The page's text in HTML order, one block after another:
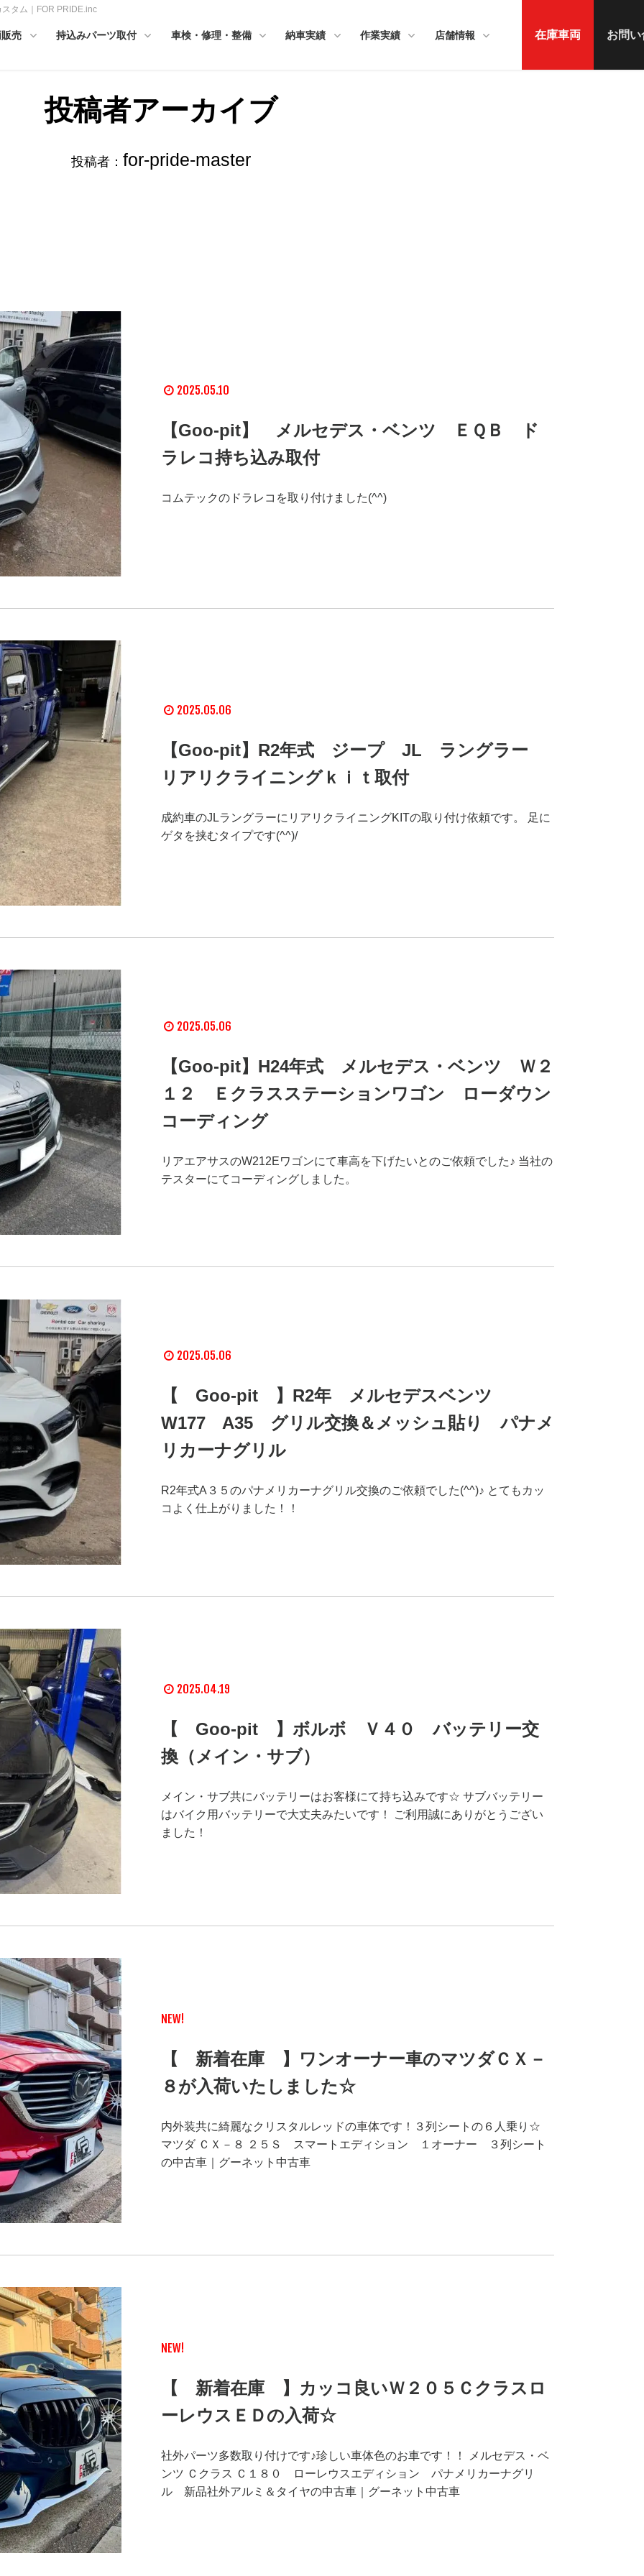
タム｜FOR PRIDE.inc
売 持込みパーツ取付 車検・修理・整備 納車実績 作業実績 店舗情報 在庫車両 お問
投稿者アーカイブ
投稿者： for-pride-master
2025.05.10
【Goo-pit】 メルセデス・ベンツ ＥＱＢ ド
ラレコ持ち込み取付
コムテックのドラレコを取り付けました(^^)
2025.05.06
【Goo-pit】R2年式 ジープ JL ラングラー
リアリクライニングｋｉｔ取付
成約車のJLラングラーにリアリクライニングKITの取り付け依頼です。 足に
ゲタを挟むタイプです(^^)/
2025.05.06
【Goo-pit】H24年式 メルセデス・ベンツ Ｗ２
１２ Ｅクラスステーションワゴン ローダウン
コーディング
リアエアサスのW212Eワゴンにて車高を下げたいとのご依頼でした♪ 当社の
テスターにてコーディングしました。
2025.05.06
【 Goo-pit 】R2年 メルセデスベンツ
W177 A35 グリル交換＆メッシュ貼り パナメ
リカーナグリル
R2年式A３５のパナメリカーナグリル交換のご依頼でした(^^)♪ とてもカッ
コよく仕上がりました！！
2025.04.19
【 Goo-pit 】ボルボ Ｖ４０ バッテリー交
換（メイン・サブ）
メイン・サブ共にバッテリーはお客様にて持ち込みです☆ サブバッテリー
はバイク用バッテリーで大丈夫みたいです！ ご利用誠にありがとうござい
ました！
NEW!
【 新着在庫 】ワンオーナー車のマツダＣＸ－
８が入荷いたしました☆
内外装共に綺麗なクリスタルレッドの車体です！３列シートの６人乗り☆
マツダ ＣＸ－８ ２５Ｓ スマートエディション １オーナー ３列シート
の中古車｜グーネット中古車
NEW!
【 新着在庫 】カッコ良いＷ２０５Ｃクラスロ
ーレウスＥＤの入荷☆
社外パーツ多数取り付けです♪珍しい車体色のお車です！！ メルセデス・ベ
ンツ Ｃクラス Ｃ１８０ ローレウスエディション パナメリカーナグリ
ル 新品社外アルミ＆タイヤの中古車｜グーネット中古車